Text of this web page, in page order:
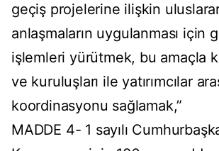
geçiş projelerine ilişkin
anlaşmaların uygulanması için
işlemleri yürütmek, bu amaçla
ve kuruluşları ile yatırımcılar
koordinasyonu sağlamak,”
MADDE 4- 1 sayılı